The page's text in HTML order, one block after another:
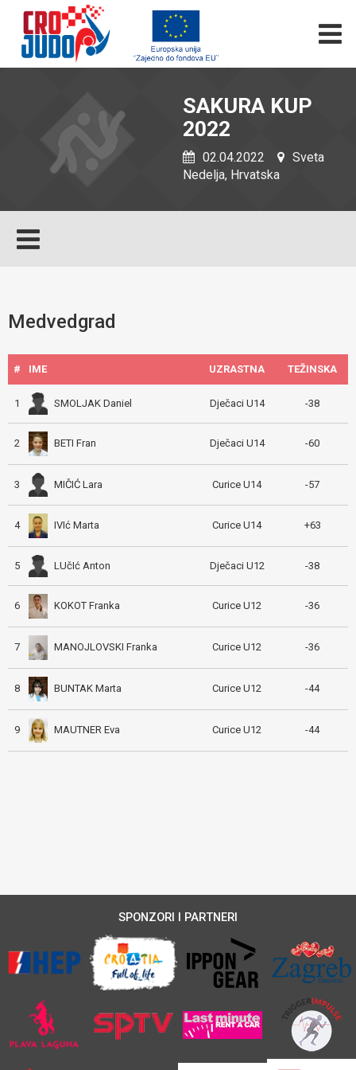
SAKURA KUP
2022
02.04.2022
Sveta
Nedelja, Hrvatska
Medvedgrad
# IME UZRASTNA TEŽINSKA
1 SMOLJAK Daniel Dječaci U14 -38
2 BETI Fran Dječaci U14 -60
3 MIČIĆ Lara Curice U14 -57
4 IVIć Marta Curice U14 +63
5 LUčIć Anton Dječaci U12 -38
6 KOKOT Franka Curice U12 -36
7 MANOJLOVSKI Franka Curice U12 -36
8 BUNTAK Marta Curice U12 -44
9 MAUTNER Eva Curice U12 -44
SPONZORI I PARTNERI